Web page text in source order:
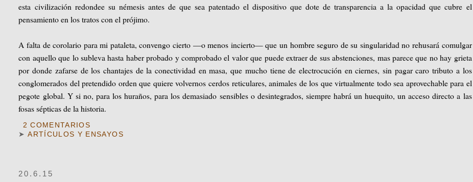
esta civilización redondee su némesis antes de que sea patentado el dispositivo que dote de transparencia a la opacidad que cubre el
pensamiento en los tratos con el prójimo.
A falta de corolario para mi pataleta, convengo cierto —o menos incierto— que un hombre seguro de su singularidad no rehusará comulgar
con aquello que lo subleva hasta haber probado y comprobado el valor que puede extraer de sus abstenciones, mas parece que no hay grieta
por donde zafarse de los chantajes de la conectividad en masa, que mucho tiene de electrocución en ciernes, sin pagar caro tributo a los
conglomerados del pretendido orden que quiere volvernos cerdos reticulares, animales de los que virtualmente todo sea aprovechable para el
pegote global. Y si no, para los huraños, para los demasiado sensibles o desintegrados, siempre habrá un huequito, un acceso directo a las
fosas sépticas de la historia.
2 COMENTARIOS
➤ARTÍCULOS Y ENSAYOS
20.6.15